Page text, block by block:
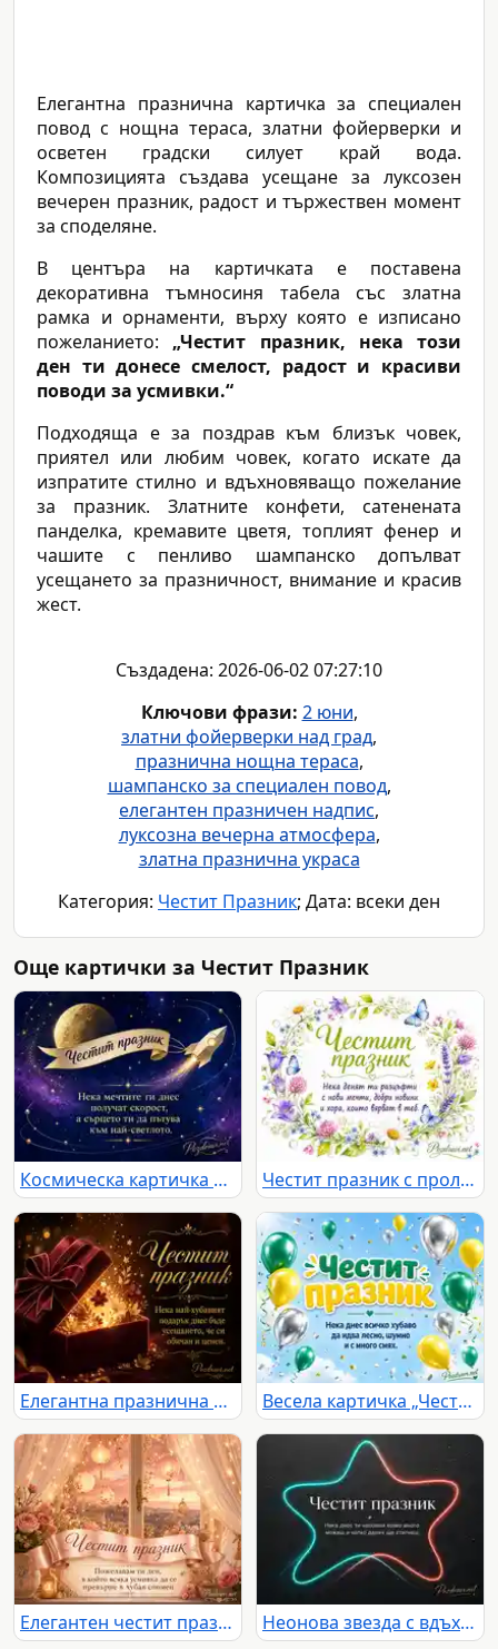
Елегантна празнична картичка за специален
повод с нощна тераса, златни фойерверки и
осветен градски силует край вода.
Композицията създава усещане за луксозен
вечерен празник, радост и тържествен момент
за споделяне.
В центъра на картичката е поставена
декоративна тъмносиня табела със златна
рамка и орнаменти, върху която е изписано
пожеланието: „Честит празник, нека този
ден ти донесе смелост, радост и красиви
поводи за усмивки.“
Подходяща е за поздрав към близък човек,
приятел или любим човек, когато искате да
изпратите стилно и вдъхновяващо пожелание
за празник. Златните конфети, сатенената
панделка, кремавите цветя, топлият фенер и
чашите с пенливо шампанско допълват
усещането за празничност, внимание и красив
жест.
Създадена: 2026-06-02 07:27:10
Ключови фрази: 2 юни,
златни фойерверки над град,
празнична нощна тераса,
шампанско за специален повод,
елегантен празничен надпис,
луксозна вечерна атмосфера,
златна празнична украса
Категория: Честит Празник; Дата: всеки ден
Още картички за Честит Празник
Космическа картичка с ракета, луна и празничен текст за мечти към светлото Честит празник с пролетни цветя, пеперуди и топъл надпис
Елегантна празнична картичка с бордо подарък, златна светлина и послание за обич и ценност Весела картичка „Честит празник“ с балони, конфети и пожелание за смях
Елегантен честит празник с рози, фенери и нежно пожелание край прозорец Неонова звезда с вдъхновяващ надпис за честит празник